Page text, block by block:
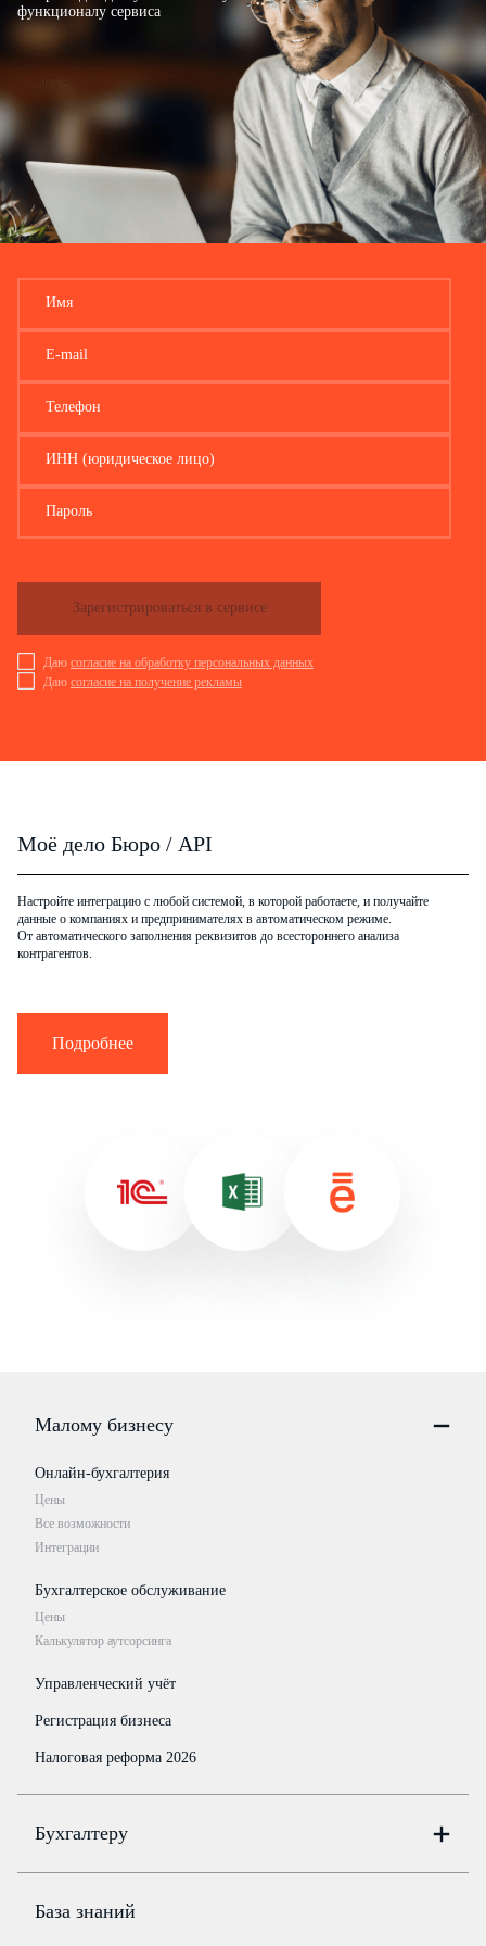
функционалу сервиса
Имя
E-mail
Телефон
ИНН (юридическое лицо)
Пароль
Даю согласие на обработку персональных данных
Даю согласие на получение рекламы
Зарегистрироваться в сервисе
Моё дело Бюро / API
Настройте интеграцию с любой системой, в которой работаете, и получайте
данные о компаниях и предпринимателях в автоматическом режиме.
От автоматического заполнения реквизитов до всестороннего анализа
контрагентов.
Подробнее
Малому бизнесу
Онлайн-бухгалтерия
Цены
Все возможности
Интеграции
Бухгалтерское обслуживание
Цены
Калькулятор аутсорсинга
Управленческий учёт
Регистрация бизнеса
Налоговая реформа 2026
Бухгалтеру
Цены
База знаний